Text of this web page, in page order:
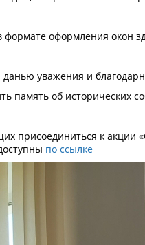
оформления окон
уважения и
память об исторических
присоединиться к
по ссылке